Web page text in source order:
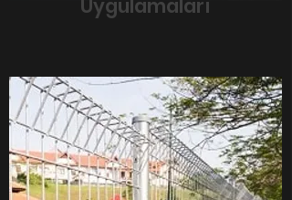
Uygulamaları